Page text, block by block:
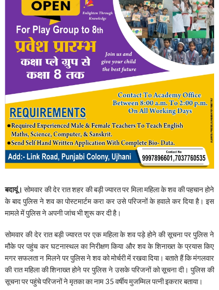
बदायूं। सोमवार की देर रात शहर की बड़ी ज्यारत पर मिला महिला के शव की पहचान होने
के बाद पुलिस ने शव का पोस्टमार्टम करा कर उसे परिजनों के हवाले कर दिया है। इस
मामले में पुलिस ने अपनी जांच भी शुरू कर दी है।
सोमवार की देर रात बड़ी ज्यारत पर एक महिला के शव पड़े होने की सूचना पर पुलिस ने
मौके पर पहुंच कर घटनास्थल का निरीक्षण किया और शव के शिनाख्त के प्रयास किए
मगर सफलता न मिलने पर पुलिस ने शव को मोर्चरी में रखवा दिया। बताते हैं कि मंगलवार
की रात महिला की शिनाख्त होने पर पुलिस ने उसके परिजनों को सूचना दी। पुलिस की
सूचना पर पहुंचे परिजनों ने मृतका का नाम 35 वर्षीय मुजम्मिल पत्नी इकरार बताया।